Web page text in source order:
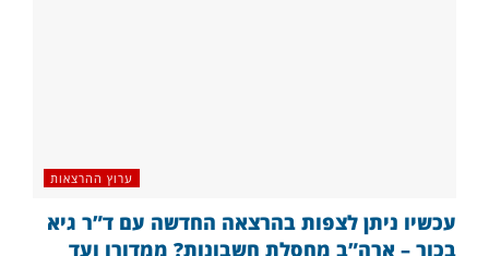
ערוץ ההרצאות
עכשיו ניתן לצפות בהרצאה החדשה עם ד”ר גיא
בכור – ארה”ב מחסלת חשבונות? ממדורו ועד